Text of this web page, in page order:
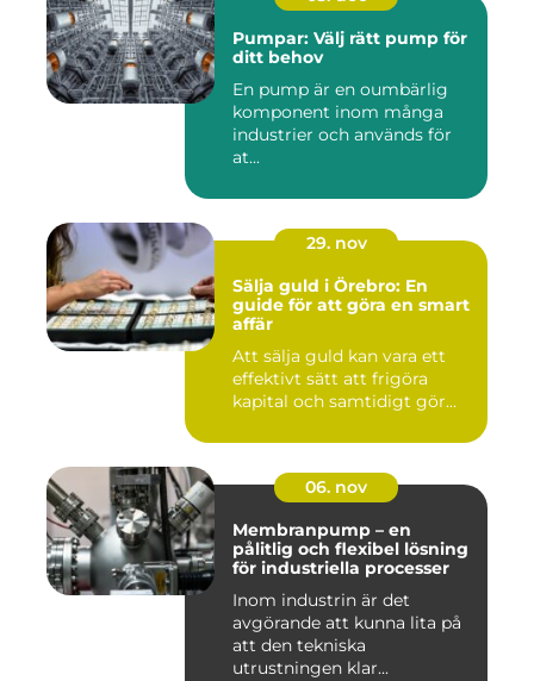
Pumpar: Välj rätt pump för
ditt behov
En pump är en oumbärlig
komponent inom många
industrier och används för
at...
29. nov
Sälja guld i Örebro: En
guide för att göra en smart
affär
Att sälja guld kan vara ett
effektivt sätt att frigöra
kapital och samtidigt gör...
06. nov
Membranpump – en
pålitlig och flexibel lösning
för industriella processer
Inom industrin är det
avgörande att kunna lita på
att den tekniska
utrustningen klar...